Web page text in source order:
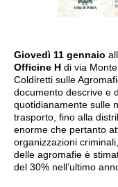
Giovedì 11 gennaio
Officine H di via
Coldiretti sulle
documento descrive e
quotidianamente sulle
trasporto, fino alla
enorme che pertanto
organizzazioni
delle agromafie è
del 30% nell’ultimo